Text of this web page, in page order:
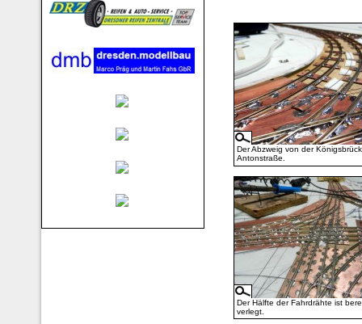
Der Abzweig von der
Antonstraße.
Der Hälfte der Fahrdrähte ist
verlegt.